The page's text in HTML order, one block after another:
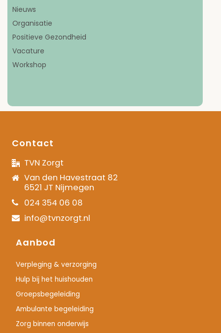
Nieuws
Organisatie
Positieve Gezondheid
Vacature
Workshop
Contact
TVN Zorgt
Van den Havestraat 82
6521 JT Nijmegen
024 354 06 08
info@tvnzorgt.nl
Aanbod
Verpleging & verzorging
Hulp bij het huishouden
Groepsbegeleiding
Ambulante begeleiding
Zorg binnen onderwijs